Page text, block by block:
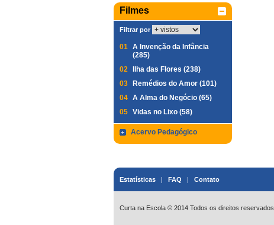
Filmes
Filtrar por
01 A Invenção da Infância
(285)
02
Ilha das Flores (238)
03
Remédios do Amor (101)
04 A Alma do Negócio (65)
05 Vidas no Lixo (58)
Acervo Pedagógico
Estatísticas | FAQ | Contato
Curta na Escola © 2014 Todos os direitos reservados.